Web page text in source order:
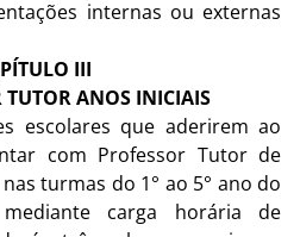
internas ou externas
III
TUTOR ANOS INICIAIS
escolares que aderirem ao
com Professor Tutor de
turmas do 1° ao 5° ano do
mediante carga horária de